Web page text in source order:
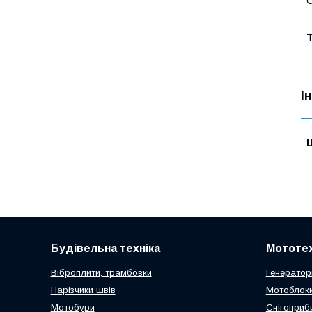
Будівельна техніка
Віброплити, трамбовки
Нарізчики швів
Мотобури